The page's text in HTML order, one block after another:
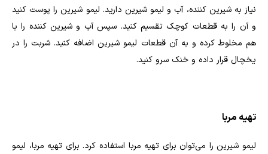
نیاز به شیرین کننده، آب و لیمو شیرین دارید. لیمو شیرین را پوست کنید
و آن را به قطعات کوچک تقسیم کنید. سپس آب و شیرین کننده را با
هم مخلوط کرده و به آن قطعات لیمو شیرین اضافه کنید. شربت را در
یخچال قرار داده و خنک سرو کنید.
تهیه مربا
لیمو شیرین را می‌توان برای تهیه مربا استفاده کرد. برای تهیه مربا، لیمو